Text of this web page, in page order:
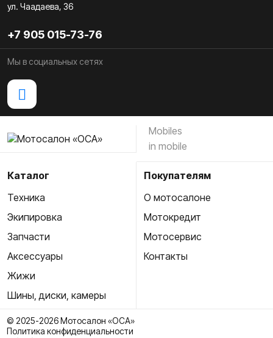
ул. Чаадаева, 36
+7 905 015-73-76
Мы в социальных сетях
Mobiles
in mobile
Каталог
Техника
Экипировка
Запчасти
Аксессуары
Жижи
Шины, диски, камеры
Покупателям
О мотосалоне
Мотокредит
Мотосервис
Контакты
© 2025-2026 Мотосалон «ОСА»
Политика конфиденциальности